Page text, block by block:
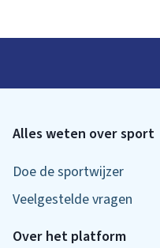
Alles weten over sport
Doe de sportwijzer
Veelgestelde vragen
Over het platform